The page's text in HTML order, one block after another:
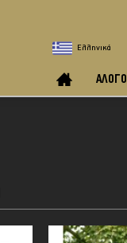
Ελληνικά
ΑΛΟΓΟ